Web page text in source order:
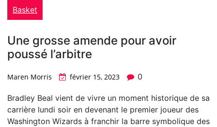
Basket
Une grosse amende pour avoir
poussé l’arbitre
Maren Morris février 15, 2023 0
Bradley Beal vient de vivre un moment historique de sa
carrière lundi soir en devenant le premier joueur des
Washington Wizards à franchir la barre symbolique des